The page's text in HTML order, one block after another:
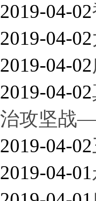
2019-04-02
2019-04-02
2019-04-02
2019-04-02
治攻坚战
2019-04-02
2019-04-01